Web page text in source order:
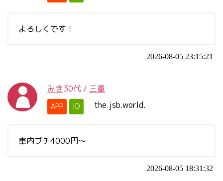
よろしくです！
2026-08-05 23:15:21
みき30代 / 三重
APP ID the.jsb.world.
車内プチ4000円〜
2026-08-05 18:31:32